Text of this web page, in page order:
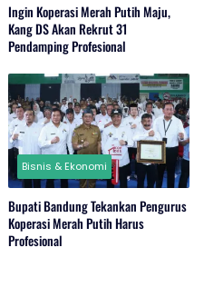
Ingin Koperasi Merah Putih Maju,
Kang DS Akan Rekrut 31
Pendamping Profesional
Bisnis & Ekonomi
Bupati Bandung Tekankan Pengurus
Koperasi Merah Putih Harus
Profesional